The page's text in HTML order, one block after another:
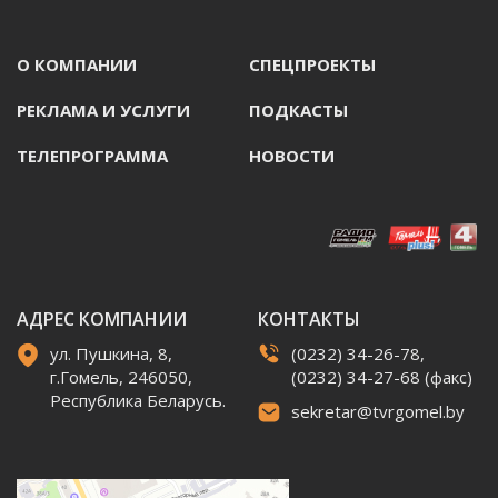
О КОМПАНИИ СПЕЦПРОЕКТЫ
РЕКЛАМА И УСЛУГИ ПОДКАСТЫ
ТЕЛЕПРОГРАММА НОВОСТИ
АДРЕС КОМПАНИИ
ул. Пушкина, 8,
г.Гомель, 246050,
Республика Беларусь.
КОНТАКТЫ
(0232) 34-26-78,
(0232) 34-27-68 (факс)
sekretar@tvrgomel.by